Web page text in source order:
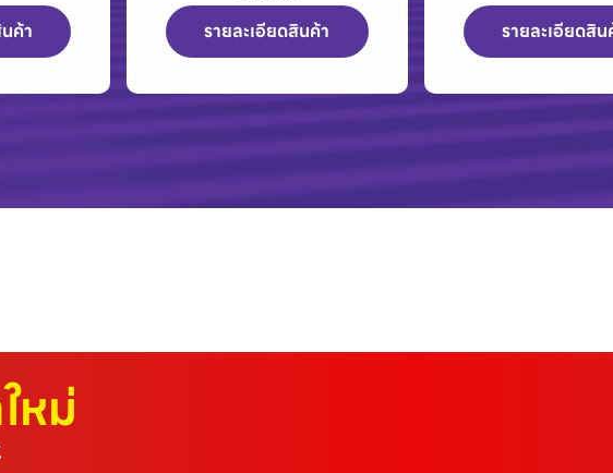
รายละเอียดสินค้า
รายละเอียดสินค้า
หม่